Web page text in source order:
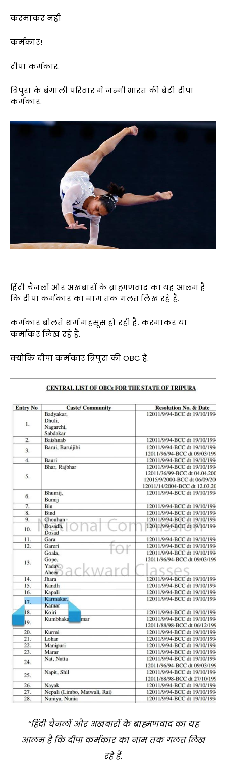
करमाकर नहीं
कर्मकार!
दीपा कर्मकार.
त्रिपुरा के बंगाली परिवार में जन्मी भारत की बेटी दीपा
कर्मकार.
हिंदी चैनलों और अखबारों के ब्राह्मणवाद का यह आलम है
कि दीपा कर्मकार का नाम तक गलत लिख रहे हैं.
कर्मकार बोलते शर्म महसूस हो रही है. करमाकर या
कर्माकर लिख रहे हैं.
क्योंकि दीपा कर्मकार त्रिपुरा की OBC हैं.
“हिंदी चैनलों और अखबारों के ब्राह्मणवाद का यह
आलम है कि दीपा कर्मकार का नाम तक गलत लिख
रहे हैं.